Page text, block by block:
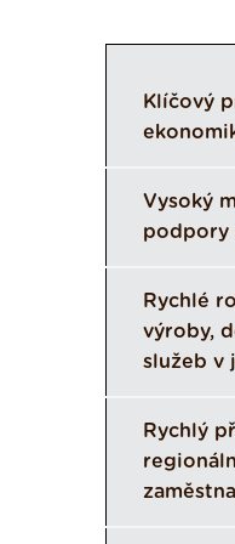
Klíčový
Vysoký
podpory
Rychlé
výroby,
služeb v
Rychlý